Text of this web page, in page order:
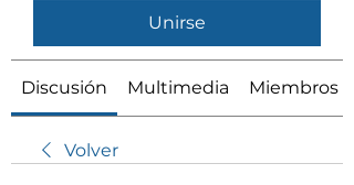
Unirse
Discusión Multimedia Miembros
Volver